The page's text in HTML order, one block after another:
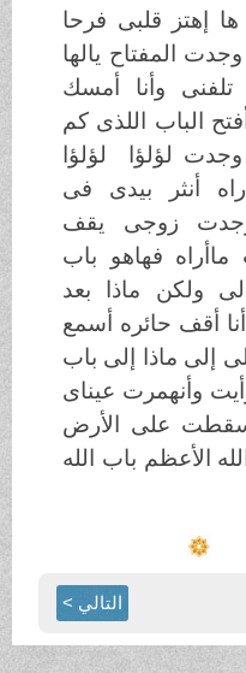
قلبى فرحا
المفتاح يالها
وأنا أمسك
الباب اللذى كم
لؤلؤا لؤلؤا
أنثر بيدى فى
زوجى يقف
فهاهو باب
ولكن ماذا بعد
أقف حائره أسمع
ماذا إلى باب
وأنهمرت عيناى
على الأرض
الأعظم باب الله
التالي >